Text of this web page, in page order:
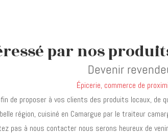
par nos
Devenir
Épicerie, commerce de
de proposer à vos clients des produits locaux, de
région, cuisiné en Camargue par le traiteur
pas à nous contacter nous serons heureux de